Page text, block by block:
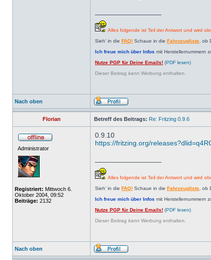
Alles folgende ist Teil der Antwort und wird
Sieh' in die FAQ! Schaue in die Fahrzeugliste , ob
Ich freue mich über Infos mit Herstellernummern
Nutze PGP für Deine Emails! (PDF lesen)
Dieser Beitrag kann Werbung enthalten.
Nach oben
Florian Betreff des Beitrags: Re: Fritzing 0.9.6
Administrator
Registriert: Mittwoch 6.
Oktober 2004, 09:52
Beiträge: 2132
0.9.10
https://fritzing.org/
Alles folgende ist Teil der Antwort und wird
Sieh' in die FAQ! Schaue in die Fahrzeugliste , ob
Ich freue mich über Infos mit Herstellernummern
Nutze PGP für Deine Emails! (PDF lesen)
Dieser Beitrag kann Werbung enthalten.
Nach oben